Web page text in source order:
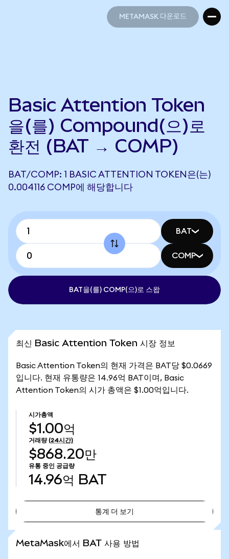
METAMASK 다운로드
Basic Attention Token
을(를) Compound(으)로
환전 (BAT → COMP)
BAT/COMP: 1 BASIC ATTENTION TOKEN은(는)
0.004116 COMP에 해당합니다
BAT
COMP
BAT을(를) COMP(으)로 스왑
최신 Basic Attention Token 시장 정보
Basic Attention Token의 현재 가격은 BAT당 $0.0669
입니다. 현재 유통량은 14.96억 BAT이며, Basic
Attention Token의 시가 총액은 $1.00억입니다.
시가총액
$1.00억
거래량 (24시간)
$868.20만
유통 중인 공급량
14.96억 BAT
통계 더 보기
MetaMask에서 BAT 사용 방법